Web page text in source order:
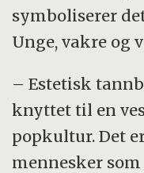
symboliserer
Unge, vakre og
– Estetisk
knyttet til en
popkultur. Det
mennesker